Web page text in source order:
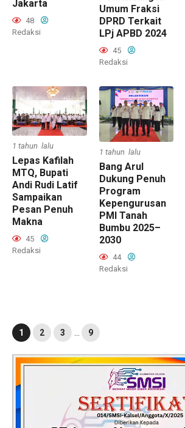
Jakarta
48
Redaksi
Umum Fraksi
DPRD Terkait
LPj APBD 2024
45
Redaksi
1 tahun lalu
Lepas Kafilah
MTQ, Bupati
Andi Rudi Latif
Sampaikan
Pesan Penuh
Makna
45
Redaksi
1 tahun lalu
Bang Arul
Dukung Penuh
Program
Kepengurusan
PMI Tanah
Bumbu 2025–
2030
44
Redaksi
1 2 3 9